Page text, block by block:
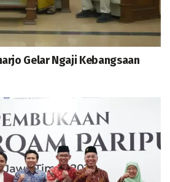
Gelar Ngaji Kebangsaan